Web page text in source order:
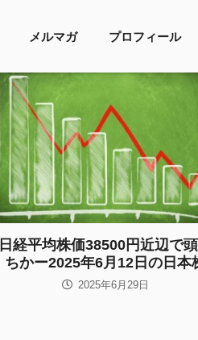
メルマガ プロフィール
日経平均株価38500円近辺で
ちかー2025年6月12日の日本
2025年6月29日